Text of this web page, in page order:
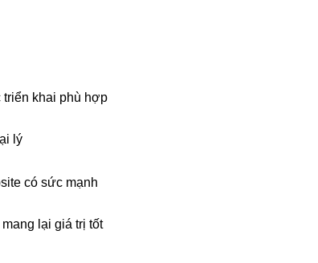
triển khai phù hợp
lý
có sức mạnh
lại giá trị tốt